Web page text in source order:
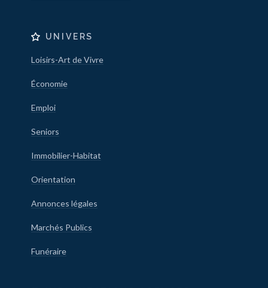
UNIVERS
Loisirs-Art de Vivre
Économie
Emploi
Seniors
Immobilier-Habitat
Orientation
Annonces légales
Marchés Publics
Funéraire